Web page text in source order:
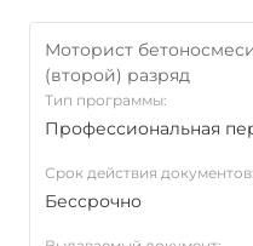
Моторист
(второй) разряд
Тип программы:
Профессиональная
Срок действия документов:
Бессрочно